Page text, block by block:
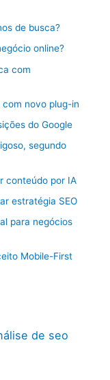
de busca?
online?
com
novo plug-in
do Google
segundo
conteúdo por IA
estratégia SEO
para negócios
Mobile-First
de seo